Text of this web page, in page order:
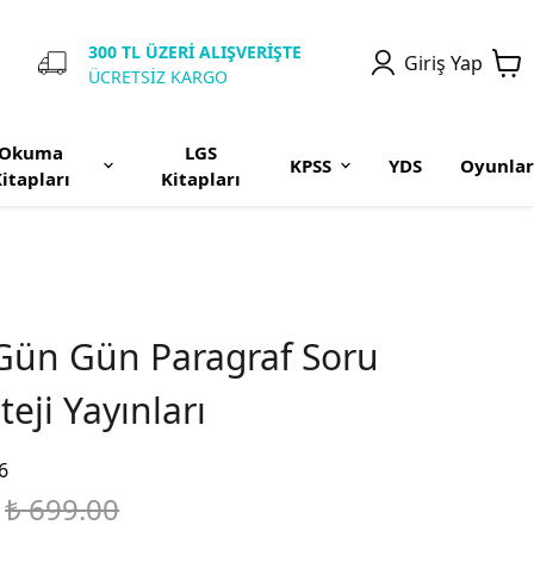
300 TL ÜZERİ ALIŞVERİŞTE
ÜCRETSİZ KARGO
Giriş Yap
Okuma
LGS
Kitapları
KPSS YDS Oyunlar
Gün Paragraf Soru
Yayınları
₺ 699.00